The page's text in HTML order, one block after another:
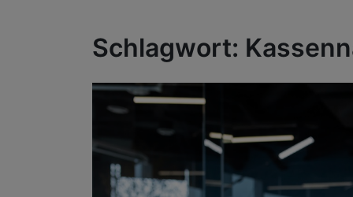
Schlagwort: